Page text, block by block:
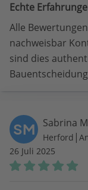
Echte
Alle
nachweisbar
sind dies
SM Sabrina
Herford |
26 Juli 2025